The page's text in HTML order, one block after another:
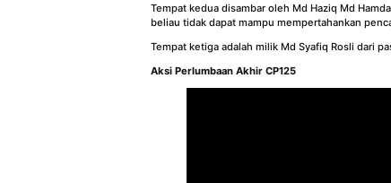
Tempat kedua disambar oleh Md Haziq Md
beliau tidak dapat mampu mempertahankan
Tempat ketiga adalah milik Md Syafiq Rosli dari
Aksi Perlumbaan Akhir CP125